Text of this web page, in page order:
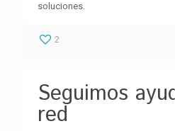
soluciones.
2
Seguimos
red